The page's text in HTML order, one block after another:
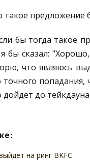
такое
бы тогда такое
бы сказал:
что являюсь
точного
дойдет до
на ринг BKFC